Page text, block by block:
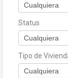
Status
Tipo de